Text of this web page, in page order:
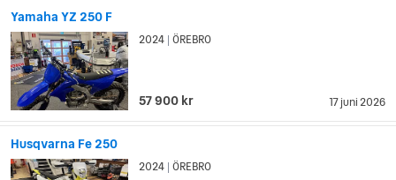
Yamaha YZ 250 F
17 juni 2026
2024 ÖREBRO
57 900 kr
Husqvarna Fe 250
2024 ÖREBRO